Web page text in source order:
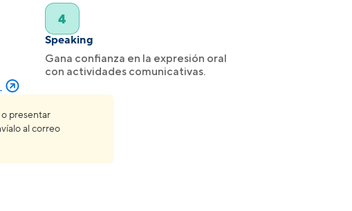
4
Speaking
Gana confianza en la expresión oral
con actividades comunicativas.
o presentar
al correo